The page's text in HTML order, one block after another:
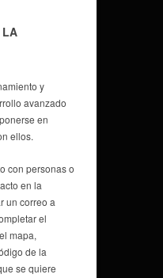
LA
y
avanzado
en
ellos.
con personas o
en la
un correo a
el
mapa,
de la
se quiere